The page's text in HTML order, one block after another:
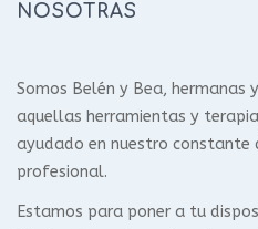
NOSOTRAS
Somos Belén y Bea, hermanas
aquellas herramientas y
ayudado en nuestro constante
profesional.
Estamos para poner a tu